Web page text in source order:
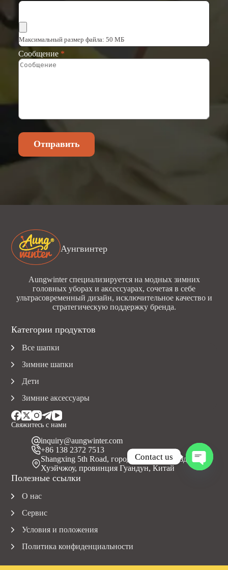
Максимальный размер файла: 50 МБ
Сообщение *
Отправить
Аунгвинтер
Aungwinter специализируется на модных зимних
головных уборах и аксессуарах, сочетая в себе
ультрасовременный дизайн, исключительное качество и
стратегическую поддержку бренда.
Свяжитесь с нами
inquiry@aungwinter.com
+86 138 2372 7513
Shangxing 5th Road, город Юаньчжоу, уезд Болуо,
Хуэйчжоу, провинция Гуандун, Китай
Полезные ссылки
О нас
Сервис
Условия и положения
Политика конфиденциальности
Категории продуктов
Все шапки
Зимние шапки
Дети
Зимние аксессуары
Contact us